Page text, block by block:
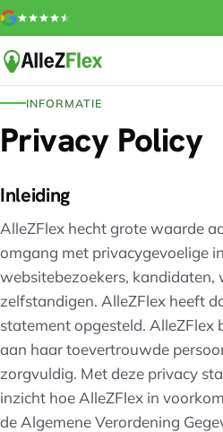
4.3 van 5 sterren op Google (8 reviews)
INFORMATIE
Privacy Policy
Inleiding
AlleZFlex hecht grote waarde
omgang met privacygevoelige
websitebezoekers, kandidaten,
zelfstandigen. AlleZFlex heeft
statement opgesteld. AlleZFlex
aan haar toevertrouwde
zorgvuldig. Met deze privacy
inzicht hoe AlleZFlex in
de Algemene Verordening